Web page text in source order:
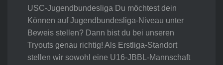
USC-Jugendbundesliga Du möchtest dein
Können auf Jugendbundesliga-Niveau unter
Beweis stellen? Dann bist du bei unseren
Tryouts genau richtig! Als Erstliga-Standort
stellen wir sowohl eine U16-JBBL-Mannschaft